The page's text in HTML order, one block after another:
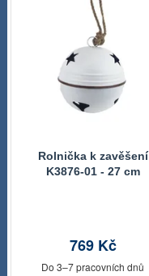
Rolnička k zavěšení
K3876-01 - 27 cm
769 Kč
Do 3–7 pracovních dnů